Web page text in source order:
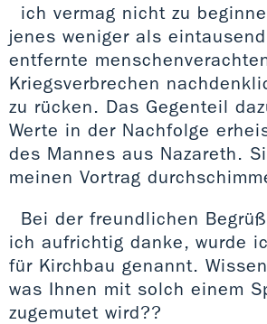
ich vermag nicht zu
jenes weniger als
entfernte
Kriegsverbrechen
zu rücken. Das Gegenteil
Werte in der Nachfolge
des Mannes aus Nazareth.
meinen Vortrag
Bei der freundlichen
ich aufrichtig danke, wurde
für Kirchbau genannt.
was Ihnen mit solch einem
zugemutet wird??